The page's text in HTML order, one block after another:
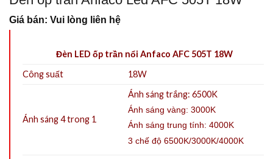
Giá bán: Vui lòng liên hệ
Đèn LED ốp trần nổi Anfaco AFC 505T 18W
Công suất
18W
Ánh sáng 4 trong 1
Ánh sáng trắng: 6500K
Ánh sáng vàng: 3000K
Ánh sáng trung tính: 4000K
3 chế độ 6500K/3000K/4000K